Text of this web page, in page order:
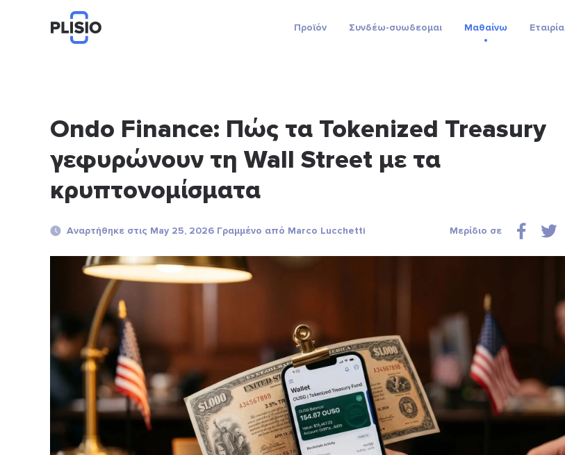
Προϊόν Συνδέω-συωδεομαι Μαθαίνω Εταιρία
Ondo Finance: Πώς τα Tokenized Treasury
γεφυρώνουν τη Wall Street με τα
κρυπτονομίσματα
Αναρτήθηκε στις May 25, 2026 Γραμμένο από Marco Lucchetti Μερίδιο σε